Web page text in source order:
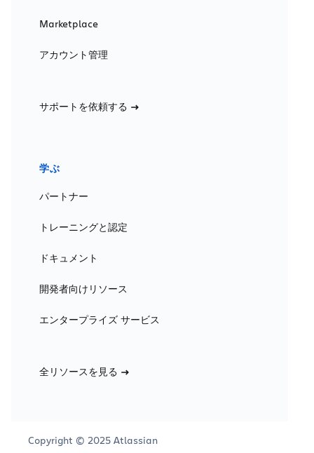
Marketplace
アカウント管理
サポートを依頼する
学ぶ
パートナー
トレーニングと認定
ドキュメント
開発者向けリソース
エンタープライズ サービス
全リソースを見る
Copyright © 2025 Atlassian